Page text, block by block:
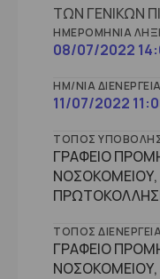
ΤΩΝ ΓΕΝΙΚΩΝ
ΗΜΕΡΟΜΗΝΊΑ
08/07/2022
ΗΜ/ΝΊΑ
11/07/2022
ΤΌΠΟΣ
ΓΡΑΦΕΙΟ
ΝΟΣΟΚΟΜΕΙΟΥ,
ΤΌΠΟΣ
ΓΡΑΦΕΙΟ
ΝΟΣΟΚΟΜΕΙΟΥ,